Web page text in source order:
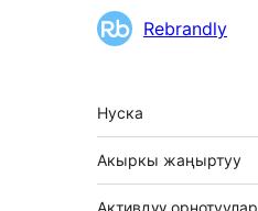
МүчөлөрүRebrandly
Мета
Нуска
Акыркы жаңыртуу
Активдүү орнотуулар